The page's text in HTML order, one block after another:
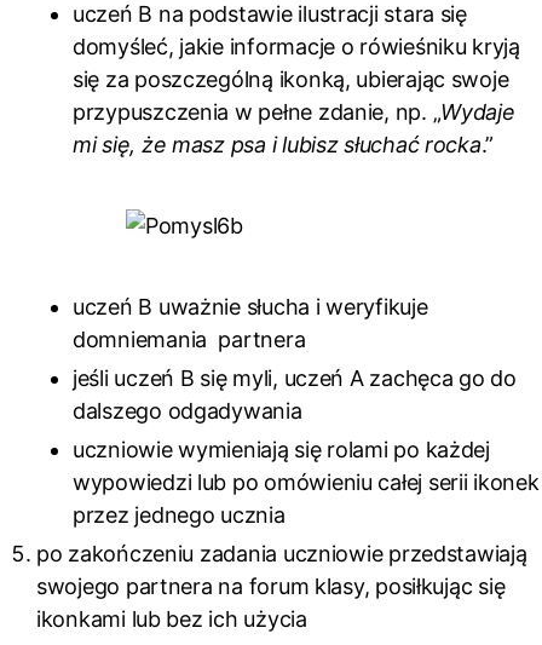
uczeń B na podstawie ilustracji stara się
domyśleć, jakie informacje o rówieśniku kryją
się za poszczególną ikonką, ubierając swoje
przypuszczenia w pełne zdanie, np. „Wydaje
mi się, że masz psa i lubisz słuchać rocka.”
uczeń B uważnie słucha i weryfikuje
domniemania partnera
jeśli uczeń B się myli, uczeń A zachęca go do
dalszego odgadywania
uczniowie wymieniają się rolami po każdej
wypowiedzi lub po omówieniu całej serii ikonek
przez jednego ucznia
po zakończeniu zadania uczniowie przedstawiają
swojego partnera na forum klasy, posiłkując się
ikonkami lub bez ich użycia